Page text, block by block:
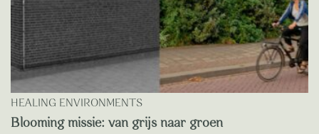
HEALING ENVIRONMENTS
Blooming missie: van grijs naar groen